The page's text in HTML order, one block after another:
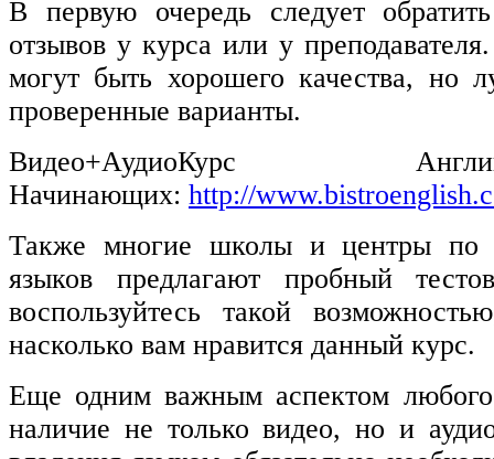
В первую очередь следует
отзывов у курса или у
могут быть хорошего качества, но
проверенные варианты.
Видео+АудиоКурс
Начинающих: http://
Также многие школы и центры по
языков предлагают пробный
воспользуйтесь такой
насколько вам нравится данный курс.
Еще одним важным аспектом любого
наличие не только видео, но и